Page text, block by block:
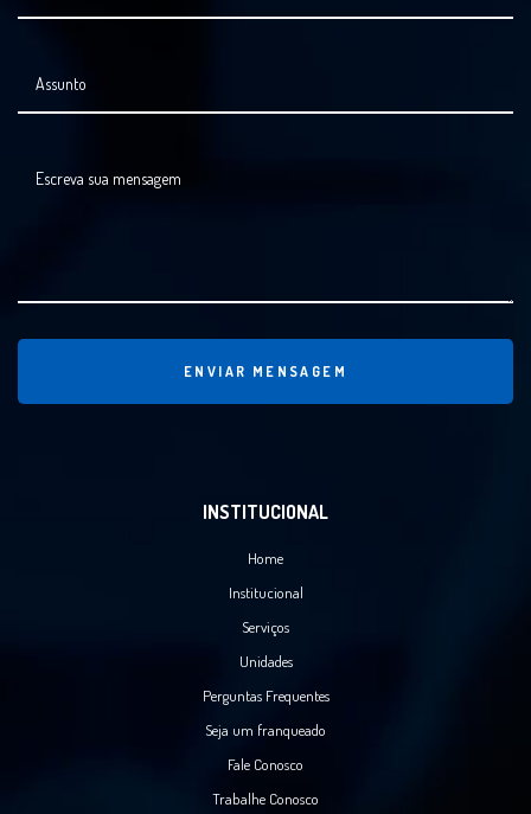
Assunto
Escreva sua mensagem
ENVIAR MENSAGEM
INSTITUCIONAL
Home
Institucional
Serviços
Unidades
Perguntas Frequentes
Seja um franqueado
Fale Conosco
Trabalhe Conosco